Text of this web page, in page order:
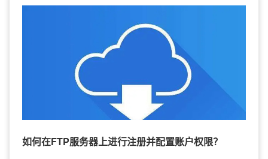
如何在FTP服务器上进行注册并配置账户权限？